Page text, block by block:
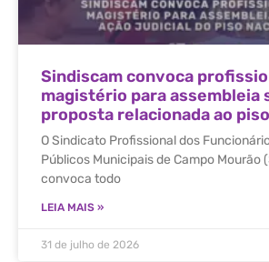
Sindiscam convoca
magistério para assembleia
proposta relacionada ao
O Sindicato Profissional dos
Públicos Municipais de Campo Mourão
convoca todo
LEIA MAIS »
31 de julho de 2026